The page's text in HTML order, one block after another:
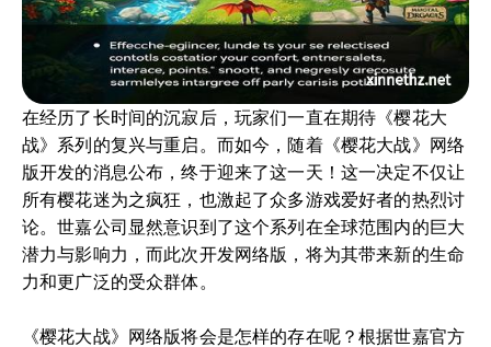
在经历了长时间的沉寂后，玩家们一直在期待《樱花大
战》系列的复兴与重启。而如今，随着《樱花大战》网络
版开发的消息公布，终于迎来了这一天！这一决定不仅让
所有樱花迷为之疯狂，也激起了众多游戏爱好者的热烈讨
论。世嘉公司显然意识到了这个系列在全球范围内的巨大
潜力与影响力，而此次开发网络版，将为其带来新的生命
力和更广泛的受众群体。
《樱花大战》网络版将会是怎样的存在呢？根据世嘉官方